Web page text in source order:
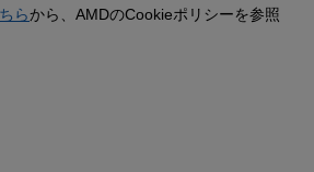
らから、AMDのCookieポリシーを参照